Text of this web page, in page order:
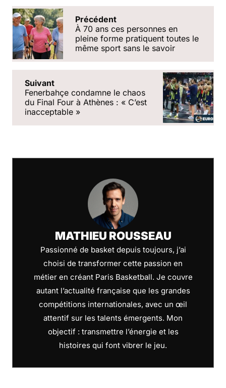
Précédent
À 70 ans ces personnes en
pleine forme pratiquent toutes le
même sport sans le savoir
Suivant
Fenerbahçe condamne le chaos
du Final Four à Athènes : « C’est
inacceptable »
MATHIEU ROUSSEAU
Passionné de basket depuis toujours, j’ai
choisi de transformer cette passion en
métier en créant Paris Basketball. Je couvre
autant l’actualité française que les grandes
compétitions internationales, avec un œil
attentif sur les talents émergents. Mon
objectif : transmettre l’énergie et les
histoires qui font vibrer le jeu.